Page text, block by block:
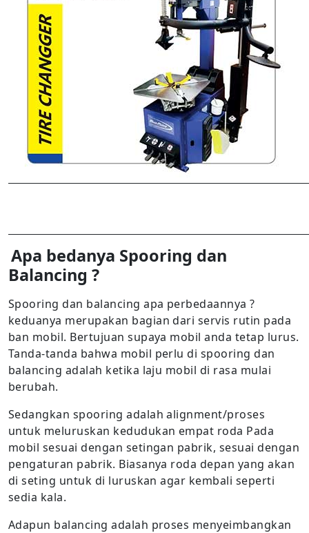
Apa bedanya Spooring dan
Balancing ?
Spooring dan balancing apa perbedaannya ?
keduanya merupakan bagian dari servis rutin pada
ban mobil. Bertujuan supaya mobil anda tetap lurus.
Tanda-tanda bahwa mobil perlu di spooring dan
balancing adalah ketika laju mobil di rasa mulai
berubah.
Sedangkan spooring adalah alignment/proses
untuk meluruskan kedudukan empat roda Pada
mobil sesuai dengan setingan pabrik, sesuai dengan
pengaturan pabrik. Biasanya roda depan yang akan
di seting untuk di luruskan agar kembali seperti
sedia kala.
Adapun balancing adalah proses menyeimbangkan